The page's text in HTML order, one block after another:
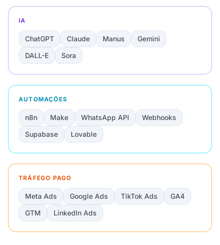
IA
ChatGPT Claude Manus
Gemini
DALL-E
Sora
AUTOMAÇÕES
n8n Make WhatsApp API
Webhooks
Supabase
Lovable
TRÁFEGO PAGO
Meta Ads Google Ads TikTok Ads
GA4
GTM
LinkedIn Ads